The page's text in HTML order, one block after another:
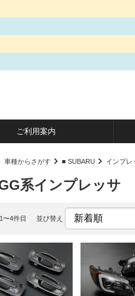
ご利用案内
車種からさがす ■ SUBARU インプレ
系インプレッサ
〜4件目 並び替え